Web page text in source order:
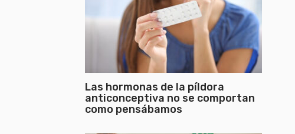
Las hormonas de la píldora
anticonceptiva no se comportan
como pensábamos